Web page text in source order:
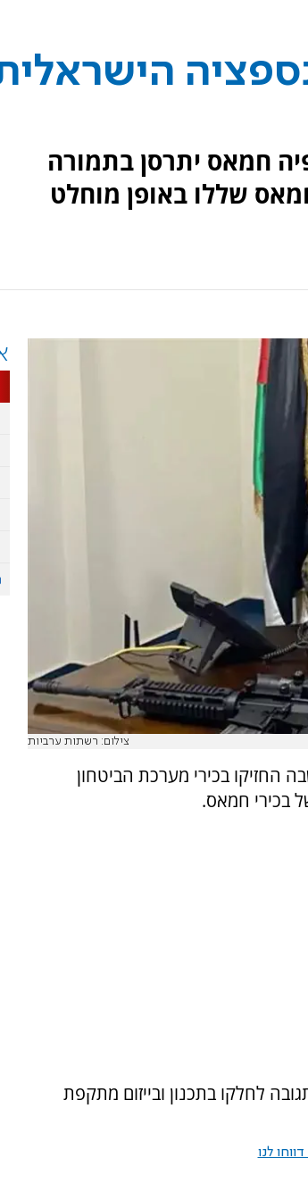
חמאס יתרסן בתמורה
שללו באופן מוחלט
צילום: רשתות ערביות
החזיקו בכירי מערכת הביטחון
בכירי חמאס.
לחלקו בתכנון ובייזום מתקפת
לנו